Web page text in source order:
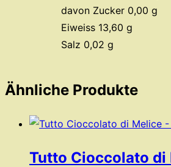
davon Zucker 0,00 g
Eiweiss 13,60 g
Salz 0,02 g
Ähnliche Produkte
Tutto Cioccolato di